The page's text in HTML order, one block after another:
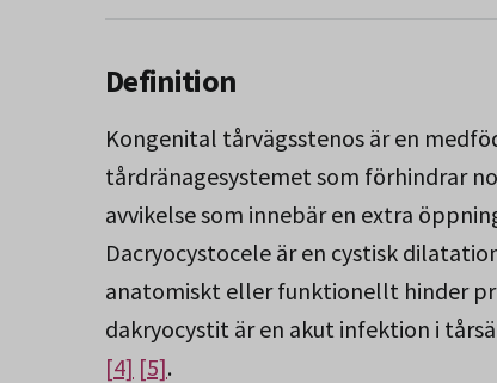
Definition
Kongenital tårvägsstenos är en
tårdränagesystemet som förhindrar
avvikelse som innebär en extra
Dacryocystocele är en cystisk
anatomiskt eller funktionellt hinder
dakryocystit är en akut infektion i
[4] [5].